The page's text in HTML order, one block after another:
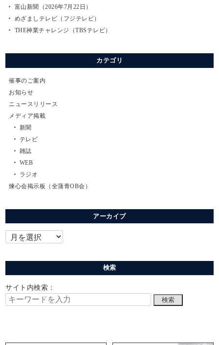
富山新聞（2026年7月22日）
めざましテレビ（フジテレビ）
THE神業チャレンジ（TBSテレビ）
カテゴリ
催事のご案内
お知らせ
ニュースリリース
メディア掲載
新聞
テレビ
雑誌
WEB
ラジオ
煉心会掲示板（全蒲青OB会）
アーカイブ
検索
サイト内検索：